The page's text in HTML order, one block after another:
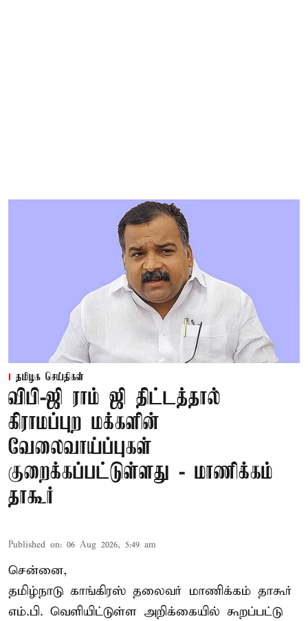
தமிழக செய்திகள்
விபி-ஜி ராம் ஜி திட்டத்தால்
கிராமப்புற மக்களின்
வேலைவாய்ப்புகள்
குறைக்கப்பட்டுள்ளது - மாணிக்கம்
தாகூர்
Published on: 06 Aug 2026, 5:49 am
சென்னை,
தமிழ்நாடு காங்கிரஸ் தலைவர் மாணிக்கம் தாகூர்
எம்.பி. வெளியிட்டுள்ள அறிக்கையில் கூறப்பட்டு